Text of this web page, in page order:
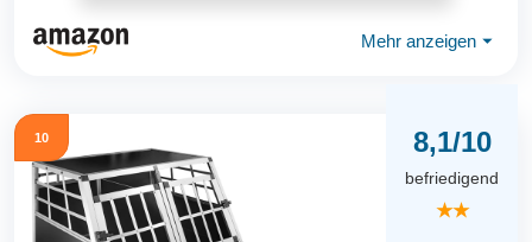
Mehr anzeigen ⏷
10 8,1/10
befriedigend
★★